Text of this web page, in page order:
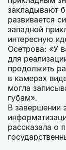
закладывают
развивается
западной
интересную
Осетрова: «У
для
продолжить
в камерах
могла
губам».
В завершении
рассказала о